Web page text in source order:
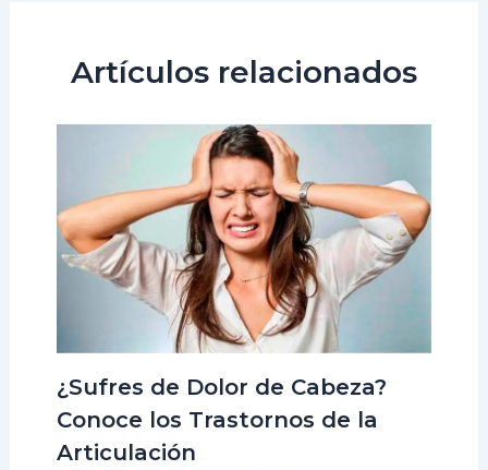
Artículos relacionados
¿Sufres de Dolor de Cabeza?
Conoce los Trastornos de la
Articulación